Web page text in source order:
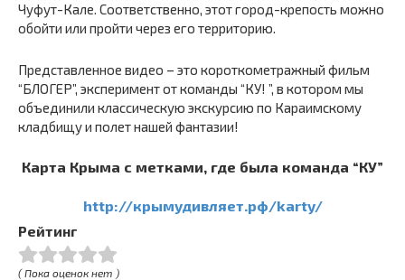
Чуфут-Кале. Соответственно, этот город-крепость можно
обойти или пройти через его территорию.
Представленное видео – это короткометражный фильм
“БЛОГЕР”, эксперимент от команды “КУ! ”, в котором мы
объединили классическую экскурсию по Караимскому
кладбищу и полет нашей фантазии!
Карта Крыма с метками, где была команда “КУ”
http://крымудивляет.рф/karty/
Рейтинг
( Пока оценок нет )